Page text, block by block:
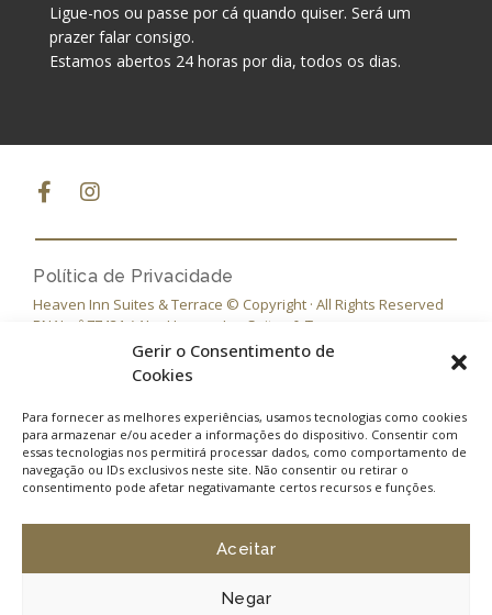
Gerir o Consentimento de
Cookies
Para fornecer as melhores experiências, usamos tecnologias como cookies
para armazenar e/ou aceder a informações do dispositivo. Consentir com
essas tecnologias nos permitirá processar dados, como comportamento de
navegação ou IDs exclusivos neste site. Não consentir ou retirar o
consentimento pode afetar negativamante certos recursos e funções.
Aceitar
Negar
Ligue-nos ou passe por cá quando quiser. Será um
prazer falar consigo.
Estamos abertos 24 horas por dia, todos os dias.
Política de Privacidade
Heaven Inn Suites & Terrace © Copyright · All Rights Reserved
RNAL nº 77431 / AL – Heaven Inn Suites & Terrace